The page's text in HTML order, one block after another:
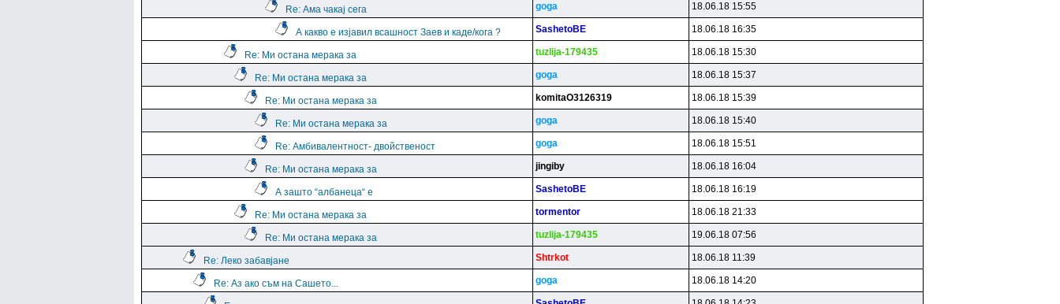
Re: Ама чакај сега goga 18.06.18 15:55
А какво е изјавил всашност Заев и каде/кога ? SashetoBE 18.06.18 16:35
Re: Ми остана мерака за tuzlija-179435 18.06.18 15:30
Re: Ми остана мерака за goga 18.06.18 15:37
Re: Ми остана мерака за komitaO3126319 18.06.18 15:39
Re: Ми остана мерака за goga 18.06.18 15:40
Re: Амбивалентност- двойственост goga 18.06.18 15:51
Re: Ми остана мерака за jingiby 18.06.18 16:04
А зашто “албанеца“ е SashetoBE 18.06.18 16:19
Re: Ми остана мерака за tormentor 18.06.18 21:33
Re: Ми остана мерака за tuzlija-179435 19.06.18 07:56
Re: Леко забавјане Shtrkot 18.06.18 11:39
Re: Аз ако съм на Сашето... goga 18.06.18 14:20